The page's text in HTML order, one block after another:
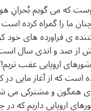
که می گویم بُحرانِ
ما را گمراه کرده
ی فراورده های خود
از صد و اندی سال
اروپایی عقب
که از آغاز مایی در
همگون و مشترکی
اروپایی داریم که